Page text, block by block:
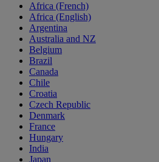
Africa (French)
Africa (English)
Argentina
Australia and NZ
Belgium
Brazil
Canada
Chile
Croatia
Czech Republic
Denmark
France
Hungary
India
Japan